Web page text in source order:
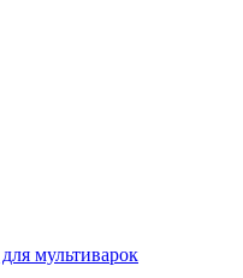
мультиварок